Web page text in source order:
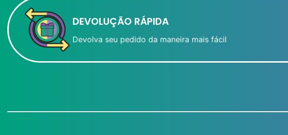
DEVOLUÇÃO RÁPIDA
Devolva seu pedido da maneira mais fácil